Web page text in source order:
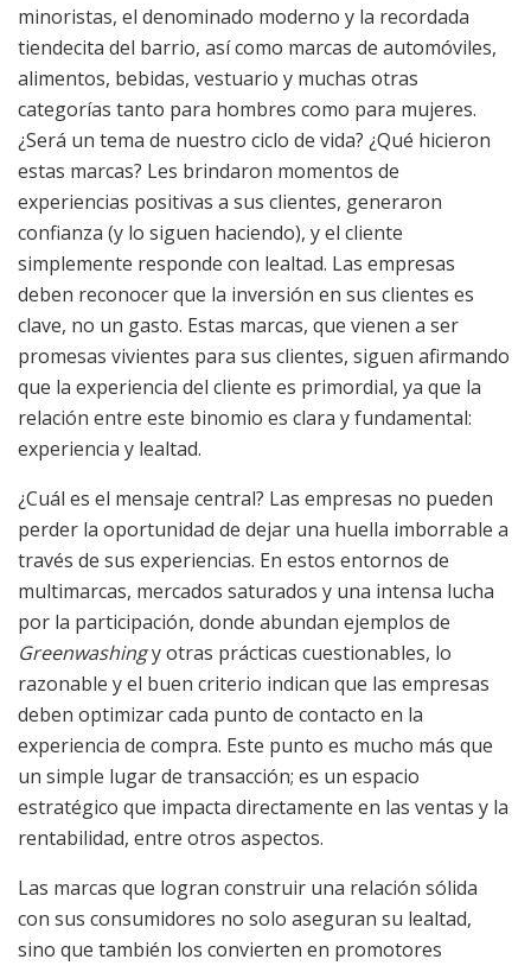
minoristas, el denominado moderno y la recordada
tiendecita del barrio, así como marcas de automóviles,
alimentos, bebidas, vestuario y muchas otras
categorías tanto para hombres como para mujeres.
¿Será un tema de nuestro ciclo de vida? ¿Qué hicieron
estas marcas? Les brindaron momentos de
experiencias positivas a sus clientes, generaron
confianza (y lo siguen haciendo), y el cliente
simplemente responde con lealtad. Las empresas
deben reconocer que la inversión en sus clientes es
clave, no un gasto. Estas marcas, que vienen a ser
promesas vivientes para sus clientes, siguen afirmando
que la experiencia del cliente es primordial, ya que la
relación entre este binomio es clara y fundamental:
experiencia y lealtad.
¿Cuál es el mensaje central? Las empresas no pueden
perder la oportunidad de dejar una huella imborrable a
través de sus experiencias. En estos entornos de
multimarcas, mercados saturados y una intensa lucha
por la participación, donde abundan ejemplos de
Greenwashingy otras prácticas cuestionables, lo
razonable y el buen criterio indican que las empresas
deben optimizar cada punto de contacto en la
experiencia de compra. Este punto es mucho más que
un simple lugar de transacción; es un espacio
estratégico que impacta directamente en las ventas y la
rentabilidad, entre otros aspectos.
Las marcas que logran construir una relación sólida
con sus consumidores no solo aseguran su lealtad,
sino que también los convierten en promotores